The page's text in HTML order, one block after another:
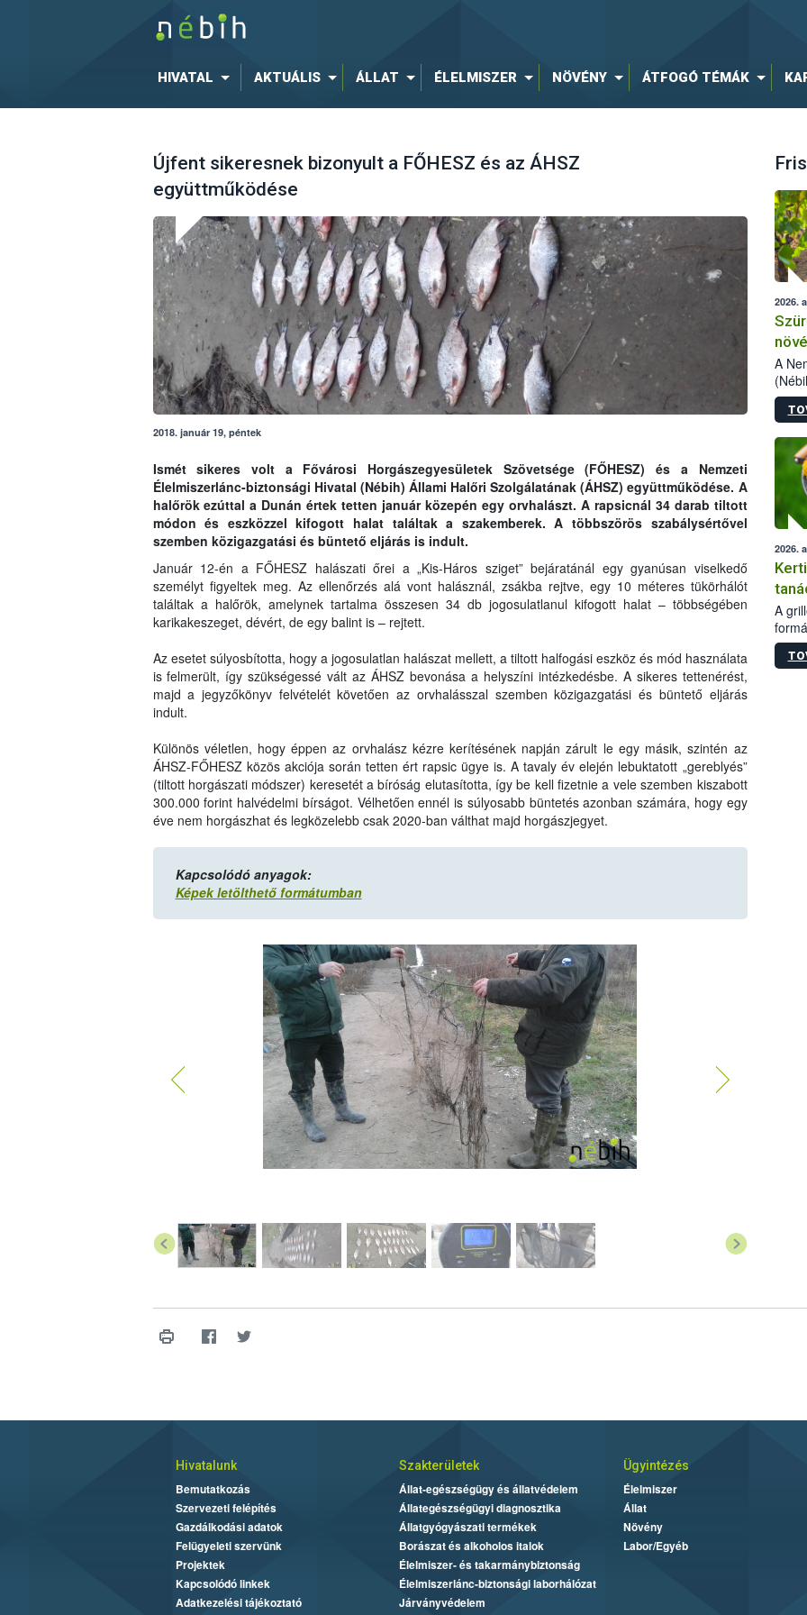
HIVATAL AKTUÁLIS ÁLLAT ÉLELMISZER NÖVÉNY ÁTFOGÓ TÉMÁK
Újfent sikeresnek bizonyult a FŐHESZ és az ÁHSZ
együttműködése
2018. január 19, péntek
Ismét sikeres volt a Fővárosi Horgászegyesületek Szövetsége (FŐHESZ) és a Nemzeti
Élelmiszerlánc-biztonsági Hivatal (Nébih) Állami Halőri Szolgálatának (ÁHSZ) együttműködése. A
halőrök ezúttal a Dunán értek tetten január közepén egy orvhalászt. A rapsicnál 34 darab tiltott
módon és eszközzel kifogott halat találtak a szakemberek. A többszörös szabálysértővel
szemben közigazgatási és büntető eljárás is indult.
Január 12-én a FŐHESZ halászati őrei a „Kis-Háros sziget” bejáratánál egy gyanúsan viselkedő
személyt figyeltek meg. Az ellenőrzés alá vont halásznál, zsákba rejtve, egy 10 méteres tükörhálót
találtak a halőrök, amelynek tartalma összesen 34 db jogosulatlanul kifogott halat – többségében
karikakeszeget, dévért, de egy balint is – rejtett.
Az esetet súlyosbította, hogy a jogosulatlan halászat mellett, a tiltott halfogási eszköz és mód használata
is felmerült, így szükségessé vált az ÁHSZ bevonása a helyszíni intézkedésbe. A sikeres tettenérést,
majd a jegyzőkönyv felvételét követően az orvhalásszal szemben közigazgatási és büntető eljárás
indult.
Különös véletlen, hogy éppen az orvhalász kézre kerítésének napján zárult le egy másik, szintén az
ÁHSZ-FŐHESZ közös akciója során tetten ért rapsic ügye is. A tavaly év elején lebuktatott „gereblyés”
(tiltott horgászati módszer) keresetét a bíróság elutasította, így be kell fizetnie a vele szemben kiszabott
300.000 forint halvédelmi bírságot. Vélhetően ennél is súlyosabb büntetés azonban számára, hogy egy
éve nem horgászhat és legközelebb csak 2020-ban válthat majd horgászjegyet.
Kapcsolódó anyagok:
Képek letölthető formátumban
2026.
A
Az
2026.
A
Hivatalunk
Bemutatkozás
Szervezeti felépítés
Gazdálkodási adatok
Felügyeleti szervünk
Projektek
Kapcsolódó linkek
Adatkezelési tájékoztató
Szakterületek
Állat-egészségügy és állatvédelem
Állategészségügyi diagnosztika
Állatgyógyászati termékek
Borászat és alkoholos italok
Élelmiszer- és takarmánybiztonság
Élelmiszerlánc-biztonsági laborhálózat
Járványvédelem
Ügyintézés
Élelmiszer
Állat
Növény
Labor/Egyéb